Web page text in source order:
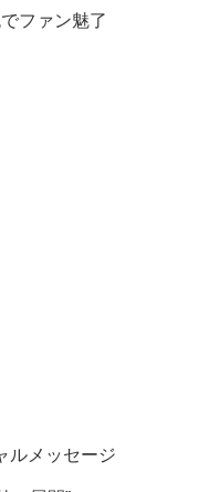
ファン魅了
ルメッセージ